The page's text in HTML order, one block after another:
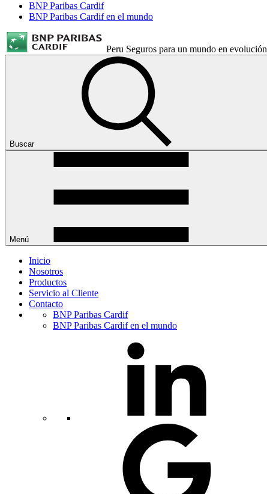
BNP Paribas Cardif
BNP Paribas Cardif en el mundo
Peru Seguros para un mundo en evolución
Buscar
Menú
Inicio
Nosotros
Productos
Servicio al Cliente
Contacto
BNP Paribas Cardif
BNP Paribas Cardif en el mundo